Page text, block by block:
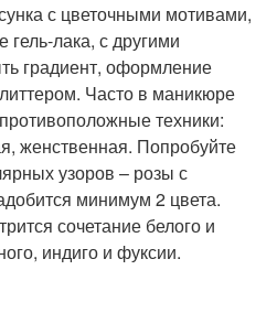
с цветочными мотивами,
лака, с другими
градиент, оформление
Часто в маникюре
техники:
женственная. Попробуйте
узоров – розы с
минимум 2 цвета.
сочетание белого и
индиго и фуксии.